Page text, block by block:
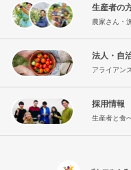
生産者の
農家さん・
法人・自
アライアン
採用情報
生産者と食